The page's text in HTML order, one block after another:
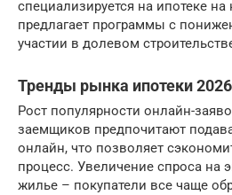
специализируется на ипотеке
предлагает программы с
участии в долевом
Тренды рынка ипотеки
Рост популярности онлайн-
заемщиков предпочитают
онлайн, что позволяет
процесс. Увеличение спроса на
жилье – покупатели все чаще